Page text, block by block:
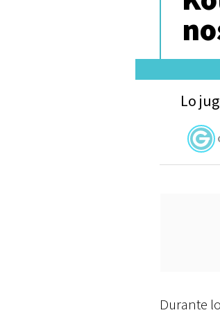
Lo
Durante